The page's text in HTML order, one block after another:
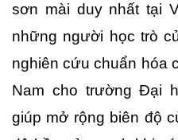
sơn mài duy nhất tại
những người học trò
nghiên cứu chuẩn hóa
Nam cho trường Đại
giúp mở rộng biên độ